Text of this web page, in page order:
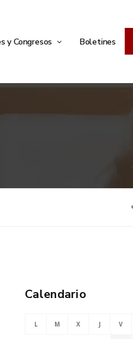
y Congresos Boletines
Calendario
L M X J V